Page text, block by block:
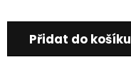
Přidat do košíku